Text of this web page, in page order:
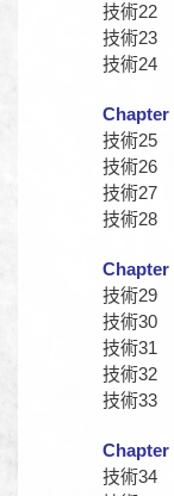
技術22
技術23
技術24
技術25
技術26
技術27
技術28
技術29
技術30
技術31
技術32
技術33
技術34